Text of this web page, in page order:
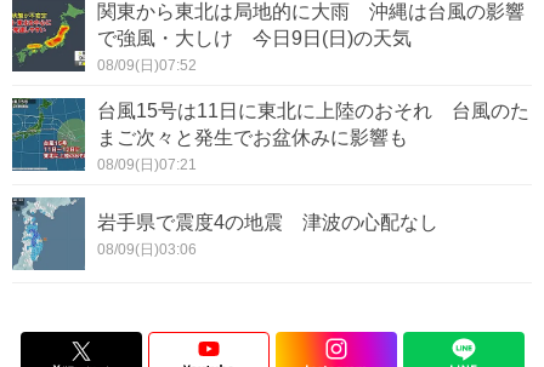
関東から東北は局地的に大雨 沖縄は台風の影響
で強風・大しけ 今日9日(日)の天気
08/09(日)07:52
台風15号は11日に東北に上陸のおそれ 台風のた
まご次々と発生でお盆休みに影響も
08/09(日)07:21
岩手県で震度4の地震 津波の心配なし
08/09(日)03:06